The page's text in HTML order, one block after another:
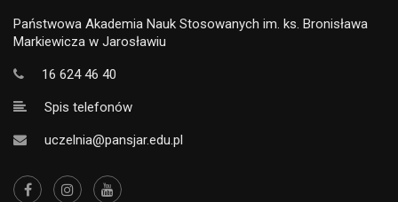
Państwowa Akademia Nauk Stosowanych im. ks. Bronisława
Markiewicza w Jarosławiu
16 624 46 40
Spis telefonów
uczelnia@pansjar.edu.pl